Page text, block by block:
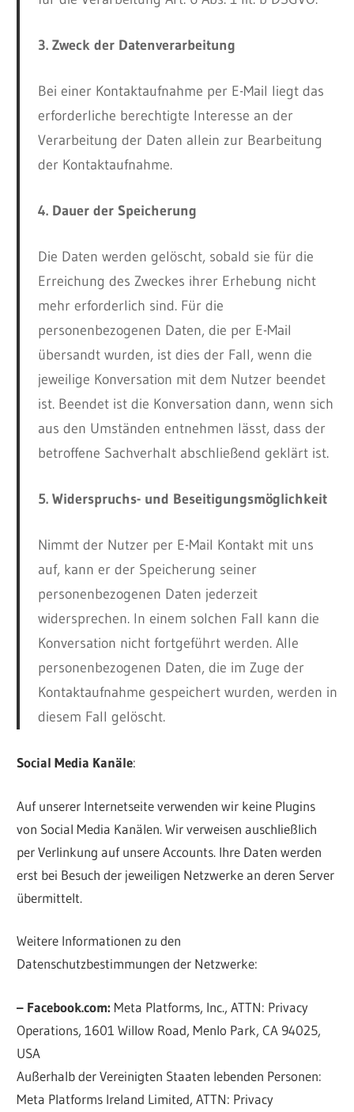
3. Zweck der Datenverarbeitung
Bei einer Kontaktaufnahme per E-Mail liegt das
erforderliche berechtigte Interesse an der
Verarbeitung der Daten allein zur Bearbeitung
der Kontaktaufnahme.
4. Dauer der Speicherung
Die Daten werden gelöscht, sobald sie für die
Erreichung des Zweckes ihrer Erhebung nicht
mehr erforderlich sind. Für die
personenbezogenen Daten, die per E-Mail
übersandt wurden, ist dies der Fall, wenn die
jeweilige Konversation mit dem Nutzer beendet
ist. Beendet ist die Konversation dann, wenn sich
aus den Umständen entnehmen lässt, dass der
betroffene Sachverhalt abschließend geklärt ist.
5. Widerspruchs- und Beseitigungsmöglichkeit
Nimmt der Nutzer per E-Mail Kontakt mit uns
auf, kann er der Speicherung seiner
personenbezogenen Daten jederzeit
widersprechen. In einem solchen Fall kann die
Konversation nicht fortgeführt werden. Alle
personenbezogenen Daten, die im Zuge der
Kontaktaufnahme gespeichert wurden, werden in
diesem Fall gelöscht.
Social Media Kanäle:
Auf unserer Internetseite verwenden wir keine Plugins
von Social Media Kanälen. Wir verweisen auschließlich
per Verlinkung auf unsere Accounts. Ihre Daten werden
erst bei Besuch der jeweiligen Netzwerke an deren Server
übermittelt.
Weitere Informationen zu den
Datenschutzbestimmungen der Netzwerke:
– Facebook.com: Meta Platforms, Inc., ATTN: Privacy
Operations, 1601 Willow Road, Menlo Park, CA 94025,
USA
Außerhalb der Vereinigten Staaten lebenden Personen:
Meta Platforms Ireland Limited, ATTN: Privacy